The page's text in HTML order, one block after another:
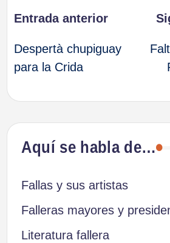
Navegación
de
entradas
Entrada anterior
Despertà chupiguay
para la Crida
Aquí se habla de…
Fallas y sus artistas
Falleras mayores y
Literatura fallera